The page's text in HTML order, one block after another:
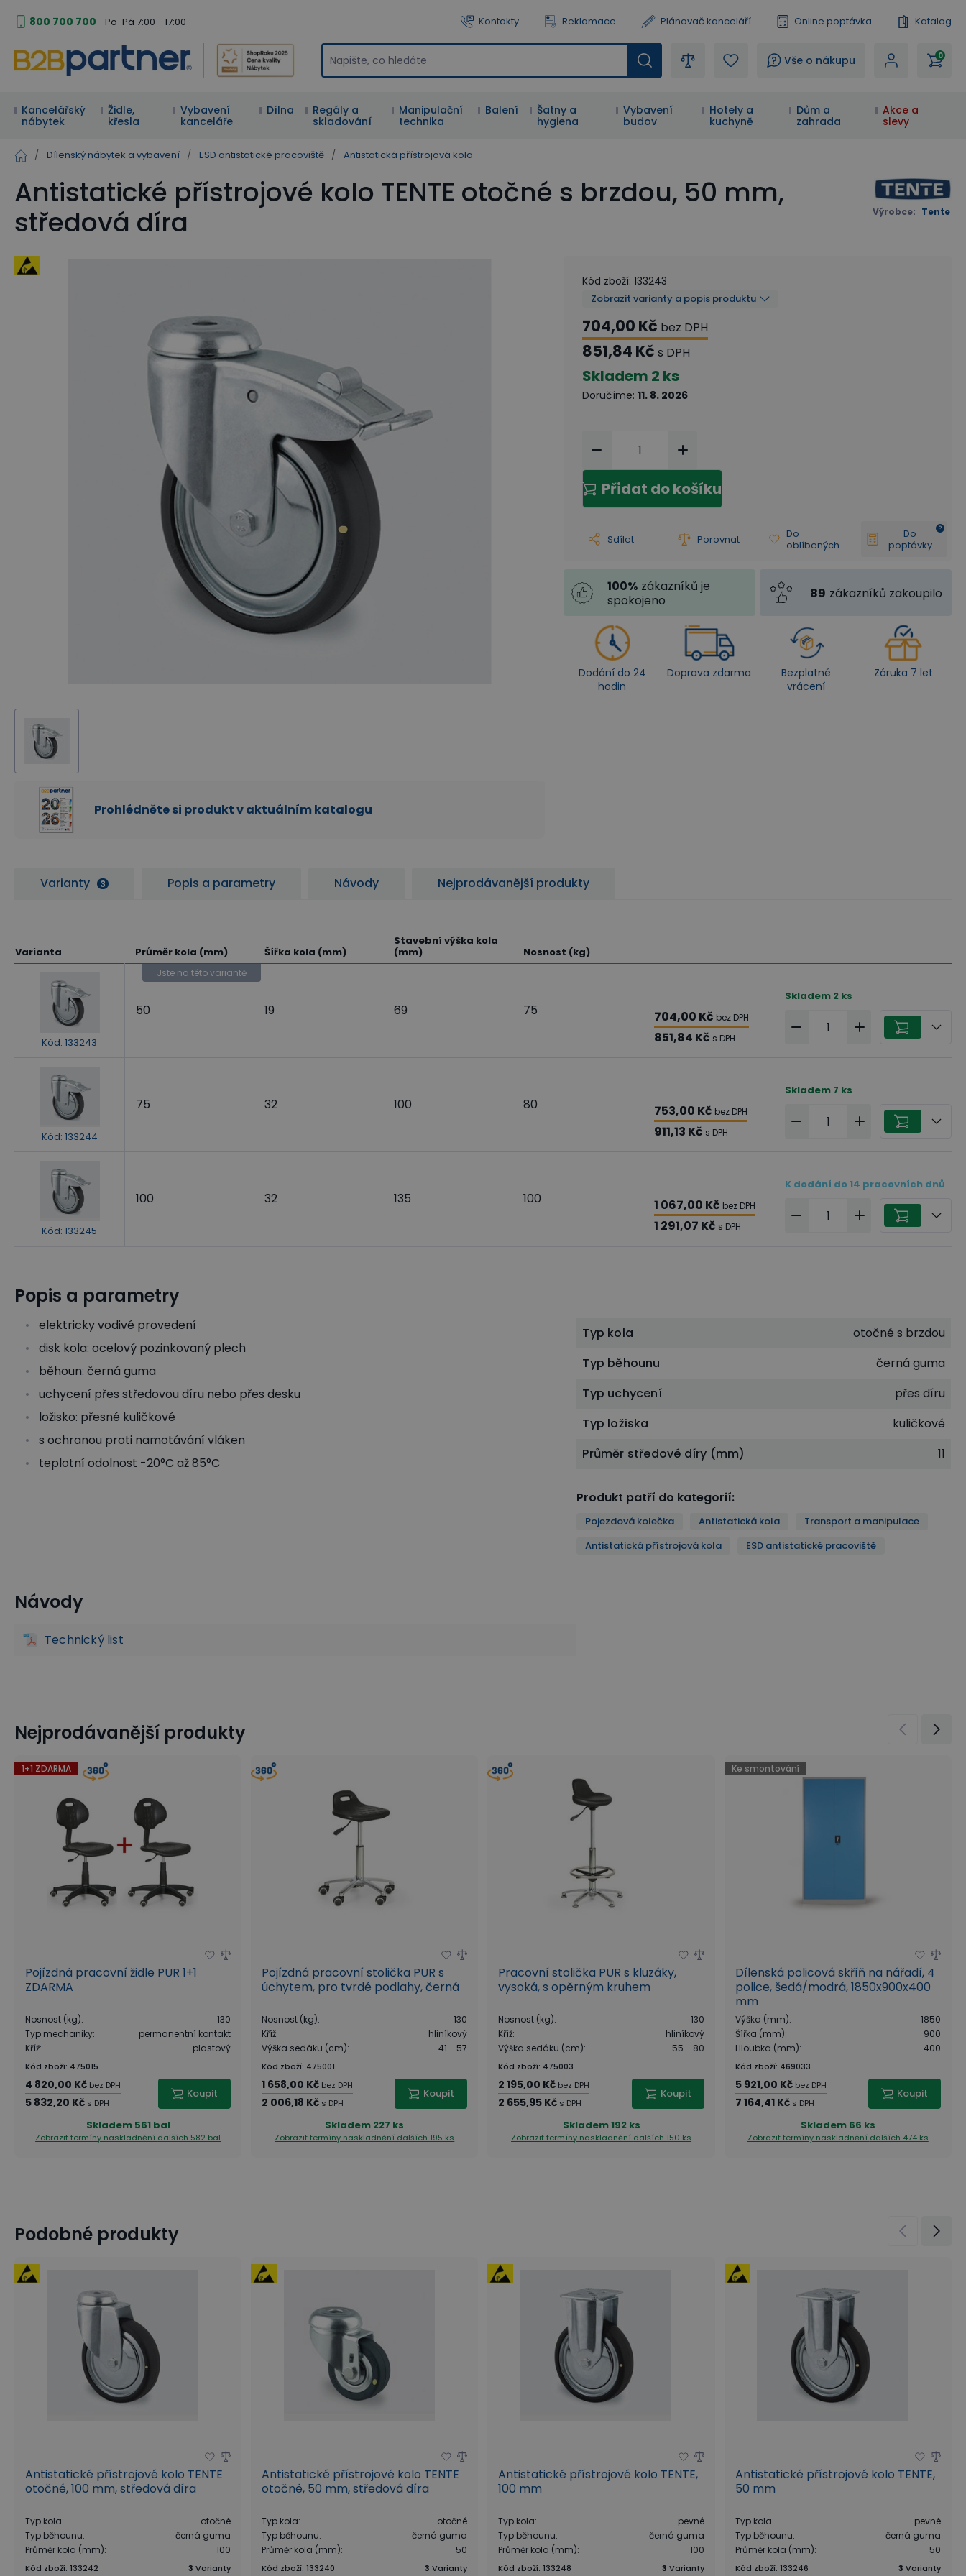
800 700 700 Po-Pá 7:00 - 17:00 Kontakty Reklamace Plánovač kanceláří Online poptávka Katalog
? Vše o nákupu 0
Kancelářský
nábytek
Židle,
křesla
Vybavení
kanceláře
Dílna
Regály a
skladování
Manipulační
technika
Balení
Šatny a
hygiena
Vybavení
budov
Hotely a
kuchyně
Dům a
zahrada
Akce a
slevy
/ Dílenský nábytek a vybavení / ESD antistatické pracoviště / Antistatická přístrojová kola
Antistatické přístrojové kolo TENTE otočné s brzdou, 50 mm,
středová díra
Výrobce: Tente
Prohlédněte si produkt v aktuálním katalogu
Kód zboží: 133243
Zobrazit varianty a popis produktu
704,00 Kč bez DPH
851,84 Kč s DPH
Skladem 2 ks
Doručíme: 11. 8. 2026
Přidat do košíku
Sdílet Porovnat
Do
oblíbených
Do
poptávky
100% zákazníků je
spokojeno
89 zákazníků zakoupilo
Dodání do 24
hodin
Doprava zdarma
Bezplatné
vrácení
Záruka 7 let
Varianty 3 Popis a parametry Návody Nejprodávanější produkty
Varianta Průměr kola (mm) Šířka kola (mm)
Stavební výška kola
(mm)
Nosnost (kg)
Kód: 133243
Jste na této variantě
50 19 69 75 704,00 Kč bez DPH
851,84 Kč s DPH
Skladem 2 ks
Kód: 133244
75 32 100 80 753,00 Kč bez DPH
911,13 Kč s DPH
Skladem 7 ks
Kód: 133245
100 32 135 100 1 067,00 Kč bez DPH
1 291,07 Kč s DPH
K dodání do 14 pracovních dnů
Popis a parametry
elektricky vodivé provedení
disk kola: ocelový pozinkovaný plech
běhoun: černá guma
uchycení přes středovou díru nebo přes desku
ložisko: přesné kuličkové
s ochranou proti namotávání vláken
teplotní odolnost -20°C až 85°C
Typ kola
otočné s brzdou
Typ běhounu
černá guma
Typ uchycení
přes díru
Typ ložiska
kuličkové
Průměr středové díry (mm)
11
Produkt patří do kategorií:
Pojezdová kolečka Antistatická kola
Transport a manipulace
Antistatická přístrojová kola
ESD antistatické pracoviště
Pojezdová kolečka
Návody
Technický list
Nejprodávanější produkty
1+1 ZDARMA
Pojízdná pracovní židle PUR 1+1
ZDARMA
Nosnost (kg):
130
Typ mechaniky:
permanentní kontakt
Kříž: plastový
Kód zboží: 475015
4 820,00 Kč bez DPH
5 832,20 Kč s DPH
Koupit
Skladem 561 bal
Zobrazit termíny naskladnění dalších 582 bal
Pojízdná pracovní stolička PUR s
úchytem, pro tvrdé podlahy, černá
Nosnost (kg):
130
Kříž:
hliníkový
Výška sedáku (cm): 41 - 57
Kód zboží: 475001
1 658,00 Kč bez DPH
2 006,18 Kč s DPH
Koupit
Skladem 227 ks
Zobrazit termíny naskladnění dalších 195 ks
Pracovní stolička PUR s kluzáky,
vysoká, s opěrným kruhem
Nosnost (kg):
130
Kříž:
hliníkový
Výška sedáku (cm): 55 - 80
Kód zboží: 475003
2 195,00 Kč bez DPH
2 655,95 Kč s DPH
Koupit
Skladem192 ks
Zobrazit termíny naskladnění dalších 150 ks
Ke smontování
Dílenská policová skříň na nářadí, 4
police, šedá/modrá, 1850x900x400
mm
Výška (mm):
1850
Šířka (mm):
900
Hloubka (mm): 400
Kód zboží: 469033
5 921,00 Kč bez DPH
7 164,41 Kč s DPH
Koupit
Skladem 66 ks
Zobrazit termíny naskladnění dalších 474 ks
Podobné produkty
Antistatické přístrojové kolo TENTE
otočné, 100 mm, středová díra
Typ kola:
otočné
Typ běhounu:
černá guma
Průměr kola (mm): 100
Kód zboží: 133242 3 Varianty
Antistatické přístrojové kolo TENTE
otočné, 50 mm, středová díra
Typ kola:
otočné
Typ běhounu:
černá guma
Průměr kola (mm): 50
Kód zboží:133240 3 Varianty
Antistatické přístrojové kolo TENTE,
100 mm
Typ kola:
pevné
Typ běhounu:
černá guma
Průměr kola (mm): 100
Kód zboží:133248 3 Varianty
Antistatické přístrojové kolo TENTE,
50 mm
Typ kola:
pevné
Typ běhounu:
černá guma
Průměr kola (mm): 50
Kód zboží: 133246 3 Varianty